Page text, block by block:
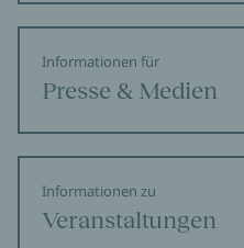
Informationen für
Presse & Medien
Informationen zu
Veranstaltungen